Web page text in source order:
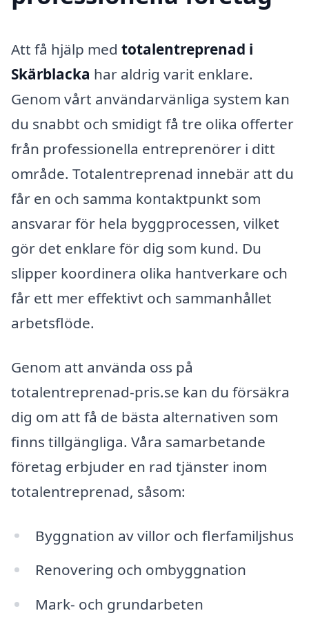
Att få hjälp med totalentreprenad i
Skärblacka har aldrig varit enklare.
Genom vårt användarvänliga system kan
du snabbt och smidigt få tre olika offerter
från professionella entreprenörer i ditt
område. Totalentreprenad innebär att du
får en och samma kontaktpunkt som
ansvarar för hela byggprocessen, vilket
gör det enklare för dig som kund. Du
slipper koordinera olika hantverkare och
får ett mer effektivt och sammanhållet
arbetsflöde.
Genom att använda oss på
totalentreprenad-pris.se kan du försäkra
dig om att få de bästa alternativen som
finns tillgängliga. Våra samarbetande
företag erbjuder en rad tjänster inom
totalentreprenad, såsom:
Byggnation av villor och flerfamiljshus
Renovering och ombyggnation
Mark- och grundarbeten